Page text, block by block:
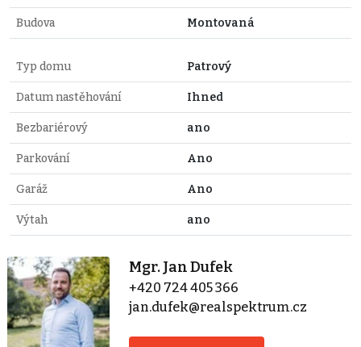
Budova Montovaná
Typ domu Patrový
Datum nastěhování Ihned
Bezbariérový ano
Parkování Ano
Garáž Ano
Výtah ano
Mgr. Jan Dufek
+420 724 405 366
jan.dufek@realspektrum.cz